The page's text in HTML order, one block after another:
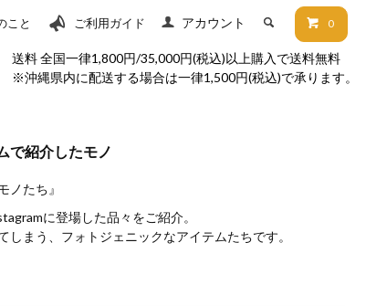
こと ご利用ガイド アカウント 0
送料 全国一律1,800円/35,000円(税込)以上購入で送料無料
※沖縄県内に配送する場合は一律1,500円(税込)で承ります。
で紹介したモノ
ノたち』
に登場した品々をご紹介。
しまう、フォトジェニックなアイテムたちです。